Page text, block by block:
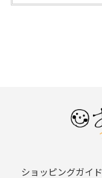
ショッピングガイド